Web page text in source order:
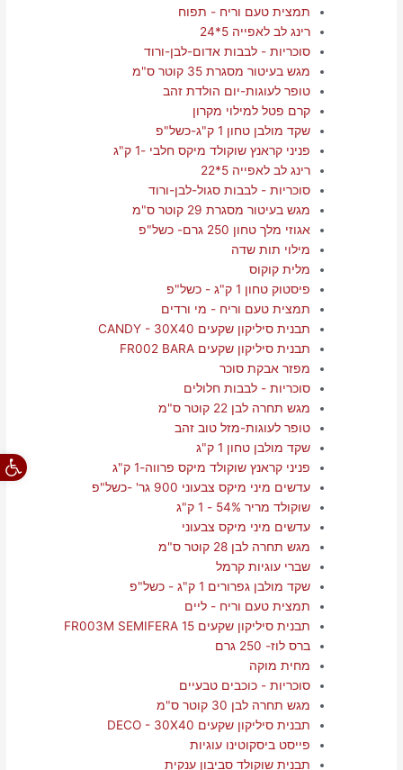
פתח
תמצית טעם וריח - תפוח
רינג לב לאפייה 5*24
סוכריות - לבבות אדום-לבן-ורוד
מגש בעיטור מסגרת 35 קוטר ס"מ
טופר לעוגות-יום הולדת זהב
קרם פטל למילוי מקרון
שקד מולבן טחון 1 ק"ג-כשל"פ
פניני קראנץ שוקולד מיקס חלבי -1 ק"ג
רינג לב לאפייה 5*22
סוכריות - לבבות סגול-לבן-ורוד
מגש בעיטור מסגרת 29 קוטר ס"מ
אגוזי מלך טחון 250 גרם- כשל"פ
מילוי תות שדה
מלית קוקוס
פיסטוק טחון 1 ק"ג - כשל"פ
תמצית טעם וריח - מי ורדים
תבנית סיליקון שקעים CANDY - 30X40
תבנית סיליקון שקעים FR002 BARA
מפזר אבקת סוכר
סוכריות - לבבות חלולים
מגש תחרה לבן 22 קוטר ס"מ
טופר לעוגות-מזל טוב זהב
שקד מולבן טחון 1 ק"ג
פניני קראנץ שוקולד מיקס פרווה-1 ק"ג
עדשים מיני מיקס צבעוני 900 גר' -כשל"פ
שוקולד מריר 54% - 1 ק"ג
עדשים מיני מיקס צבעוני
מגש תחרה לבן 28 קוטר ס"מ
שברי עוגיות קרמל
שקד מולבן גפרורים 1 ק"ג - כשל"פ
תמצית טעם וריח - ליים
תבנית סיליקון שקעים FR003M SEMIFERA 15
ברס לוז- 250 גרם
מחית מוקה
סוכריות - כוכבים טבעיים
מגש תחרה לבן 30 קוטר ס"מ
תבנית סיליקון שקעים DECO - 30X40
פייסט ביסקוטינו עוגיות
תבנית שוקולד סביבון ענקית